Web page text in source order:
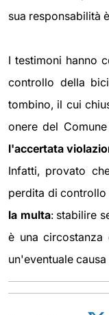
sua responsabilità
I testimoni hanno
controllo della
tombino, il cui
onere del Comune
l'accertata
Infatti, provato
perdita di
la multa: stabilire
è una circostanza
un'eventuale